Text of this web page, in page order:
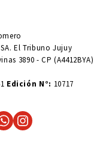
El Tribuno Jujuy
3890 - CP (A4412BYA)
Edición N°: 10717